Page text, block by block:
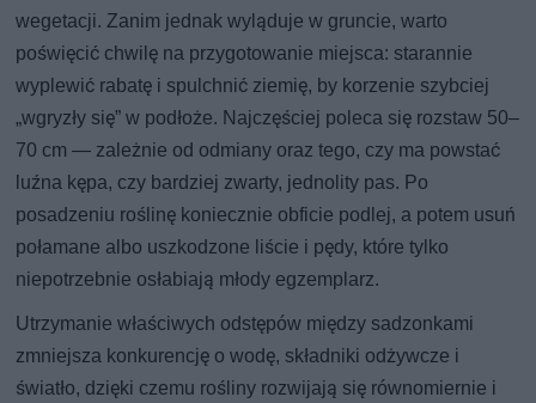
wegetacji. Zanim jednak wyląduje w gruncie, warto
poświęcić chwilę na przygotowanie miejsca: starannie
wyplewić rabatę i spulchnić ziemię, by korzenie szybciej
„wgryzły się” w podłoże. Najczęściej poleca się rozstaw 50–
70 cm — zależnie od odmiany oraz tego, czy ma powstać
luźna kępa, czy bardziej zwarty, jednolity pas. Po
posadzeniu roślinę koniecznie obficie podlej, a potem usuń
połamane albo uszkodzone liście i pędy, które tylko
niepotrzebnie osłabiają młody egzemplarz.
Utrzymanie właściwych odstępów między sadzonkami
zmniejsza konkurencję o wodę, składniki odżywcze i
światło, dzięki czemu rośliny rozwijają się równomiernie i